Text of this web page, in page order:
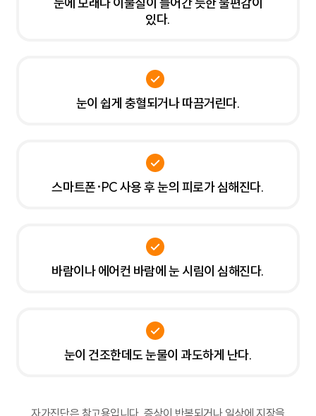
있다.
눈이 쉽게 충혈되거나 따끔거린다.
스마트폰·PC 사용 후 눈의 피로가 심해진다.
바람이나 에어컨 바람에 눈 시림이 심해진다.
눈이 건조한데도 눈물이 과도하게 난다.
자가진단은 참고용입니다. 증상이 반복되거나 일상에 지장을